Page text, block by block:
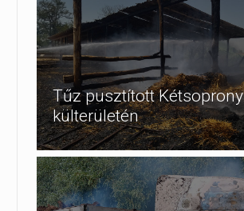
Tűz pusztított Kétsoprony
külterületén